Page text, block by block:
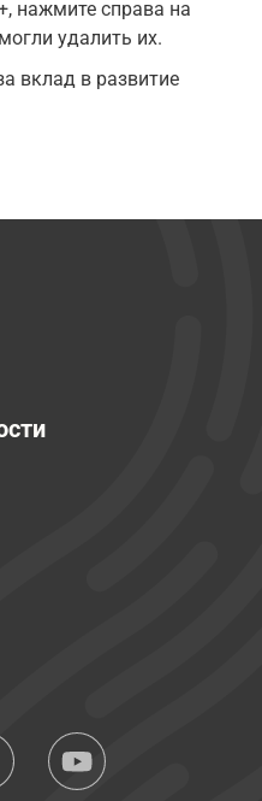
нажмите справа на
удалить их.
вклад в развитие